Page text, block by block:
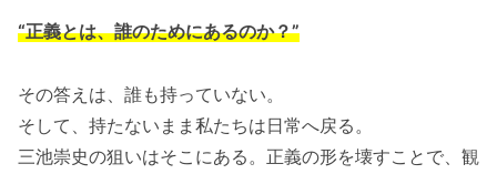
“正義とは、誰のためにあるのか？”
その答えは、誰も持っていない。
そして、持たないまま私たちは日常へ戻る。
三池崇史の狙いはそこにある。正義の形を壊すことで、観